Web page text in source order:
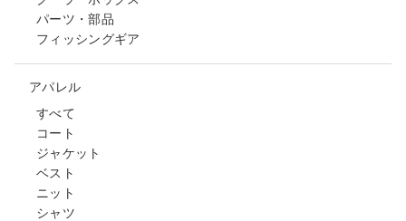
パーツ・部品
フィッシングギア
アパレル
すべて
コート
ジャケット
ベスト
ニット
シャツ